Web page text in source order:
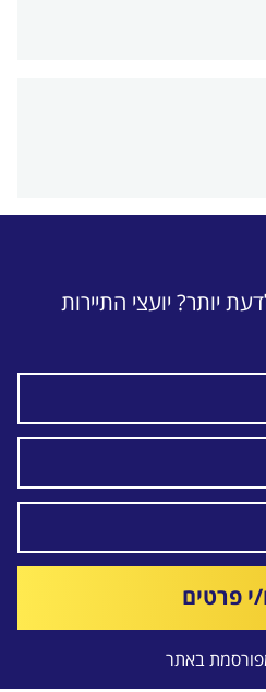
יותר? יועצי התיירות
פרטים
באתר